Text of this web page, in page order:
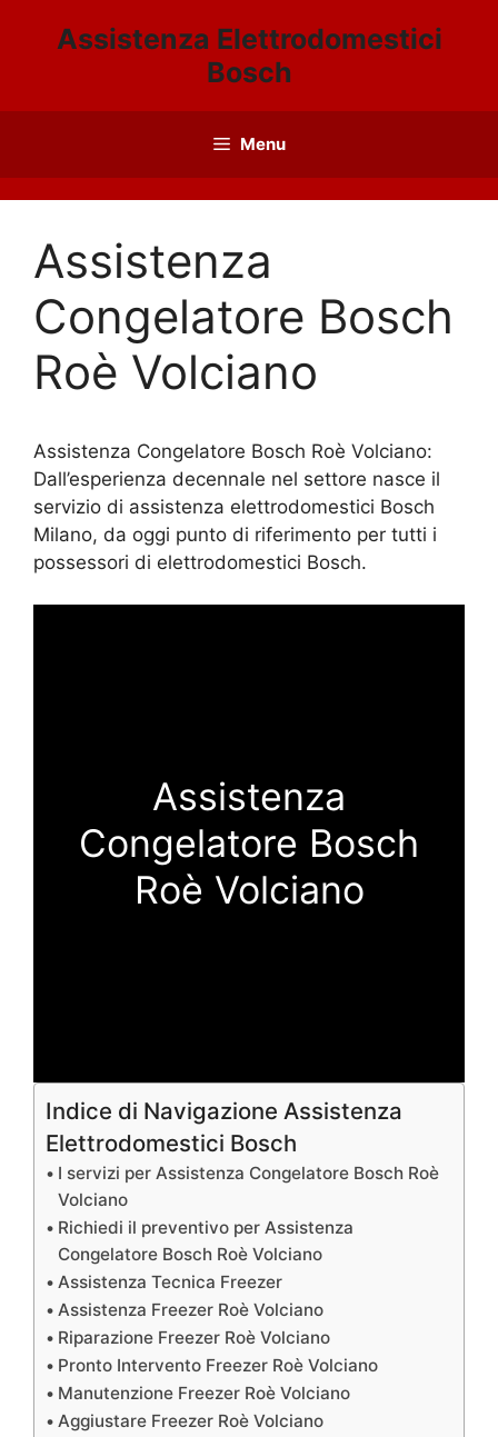
Assistenza Elettrodomestici
Bosch
Menu
Assistenza
Congelatore Bosch
Roè Volciano
Assistenza Congelatore Bosch Roè Volciano:
Dall’esperienza decennale nel settore nasce il
servizio di assistenza elettrodomestici Bosch
Milano, da oggi punto di riferimento per tutti i
possessori di elettrodomestici Bosch.
Assistenza
Congelatore Bosch
Roè Volciano
Indice di Navigazione Assistenza
Elettrodomestici Bosch
I servizi per Assistenza Congelatore Bosch Roè
Volciano
Richiedi il preventivo per Assistenza
Congelatore Bosch Roè Volciano
Assistenza Tecnica Freezer
Assistenza Freezer Roè Volciano
Riparazione Freezer Roè Volciano
Pronto Intervento Freezer Roè Volciano
Manutenzione Freezer Roè Volciano
Aggiustare Freezer Roè Volciano